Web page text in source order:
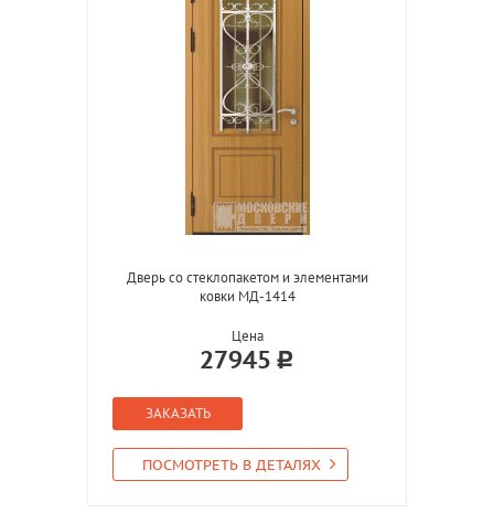
Дверь со стеклопакетом и элементами
ковки МД-1414
Цена
27945
ЗАКАЗАТЬ
ПОСМОТРЕТЬ В ДЕТАЛЯХ